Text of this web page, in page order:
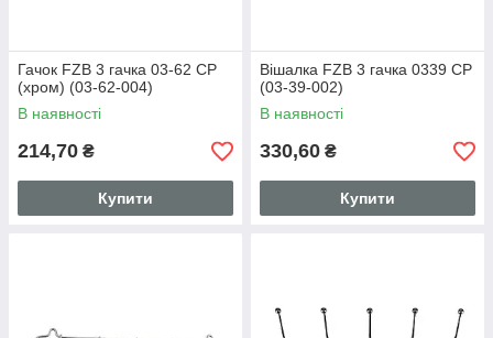
Гачок FZB 3 гачка 03-62 CP
(хром) (03-62-004)
В наявності
214,70 ₴
Купити
Вішалка FZB 3 гачка 0339 CP
(03-39-002)
В наявності
330,60 ₴
Купити